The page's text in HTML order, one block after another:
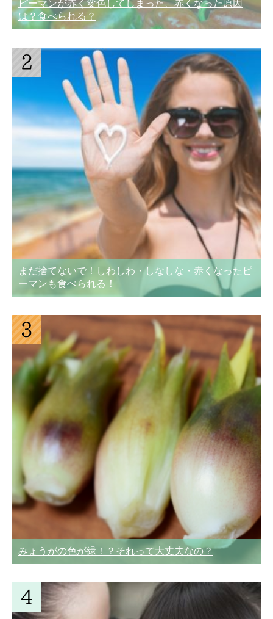
ピーマンが赤く変色してしまった、赤くなった原因
は？食べられる？
まだ捨てないで！しわしわ・しなしな・赤くなったピ
ーマンも食べられる！
みょうがの色が緑！？それって大丈夫なの？